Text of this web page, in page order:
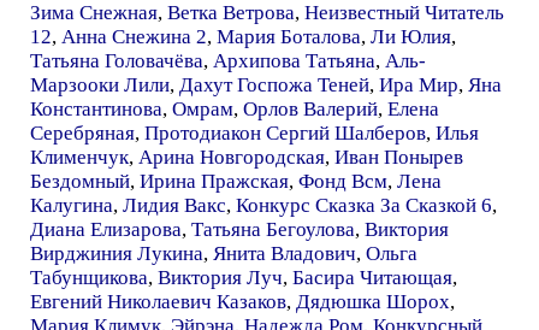
Зима Снежная, Ветка Ветрова, Неизвестный Читатель
12, Анна Снежина 2, Мария Боталова, Ли Юлия,
Татьяна Головачёва, Архипова Татьяна, Аль-
Марзооки Лили, Дахут Госпожа Теней, Ира Мир, Яна
Константинова, Омрам, Орлов Валерий, Елена
Серебряная, Протодиакон Сергий Шалберов, Илья
Клименчук, Арина Новгородская, Иван Понырев
Бездомный, Ирина Пражская, Фонд Всм, Лена
Калугина, Лидия Вакс, Конкурс Сказка За Сказкой 6,
Диана Елизарова, Татьяна Бегоулова, Виктория
Вирджиния Лукина, Янита Владович, Ольга
Табунщикова, Виктория Луч, Басира Читающая,
Евгений Николаевич Казаков, Дядюшка Шорох,